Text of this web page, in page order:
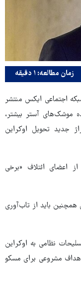
زمان مطالعه: ۱ دقیقه
اجتماعی ایکس منتشر
موشک‌های آستر بیشتر،
جدید تحویل اوکراین
اعضای ائتلاف «برخی
همچنین باید از تاب‌آوری
نظامی به اوکراین
مشروعی برای مسکو